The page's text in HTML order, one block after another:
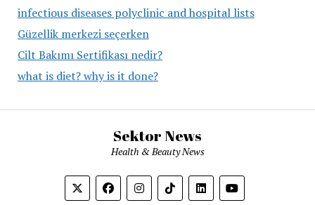
infectious diseases polyclinic and hospital lists
Güzellik merkezi seçerken
Cilt Bakımı Sertifikası nedir?
what is diet? why is it done?
Sektor News
Health & Beauty News